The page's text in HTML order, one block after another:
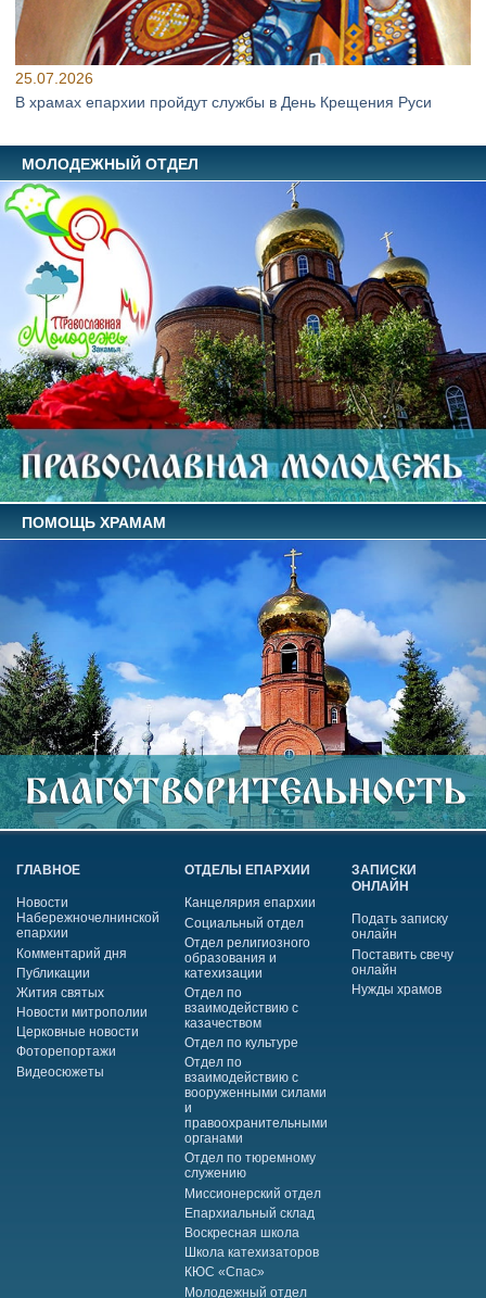
25.07.2026
В храмах епархии пройдут службы в День Крещения Руси
МОЛОДЕЖНЫЙ ОТДЕЛ
ПОМОЩЬ ХРАМАМ
ГЛАВНОЕ
Новости
Набережночелнинской
епархии
Комментарий дня
Публикации
Жития святых
Новости митрополии
Церковные новости
Фоторепортажи
Видеосюжеты
ОТДЕЛЫ ЕПАРХИИ
Канцелярия епархии
Социальный отдел
Отдел религиозного
образования и
катехизации
Отдел по
взаимодействию с
казачеством
Отдел по культуре
Отдел по
взаимодействию с
вооруженными силами
и
правоохранительными
органами
Отдел по тюремному
служению
Миссионерский отдел
Епархиальный склад
Воскресная школа
Школа катехизаторов
КЮС «Спас»
Молодежный отдел
ЗАПИСКИ
ОНЛАЙН
Подать записку
онлайн
Поставить свечу
онлайн
Нужды храмов